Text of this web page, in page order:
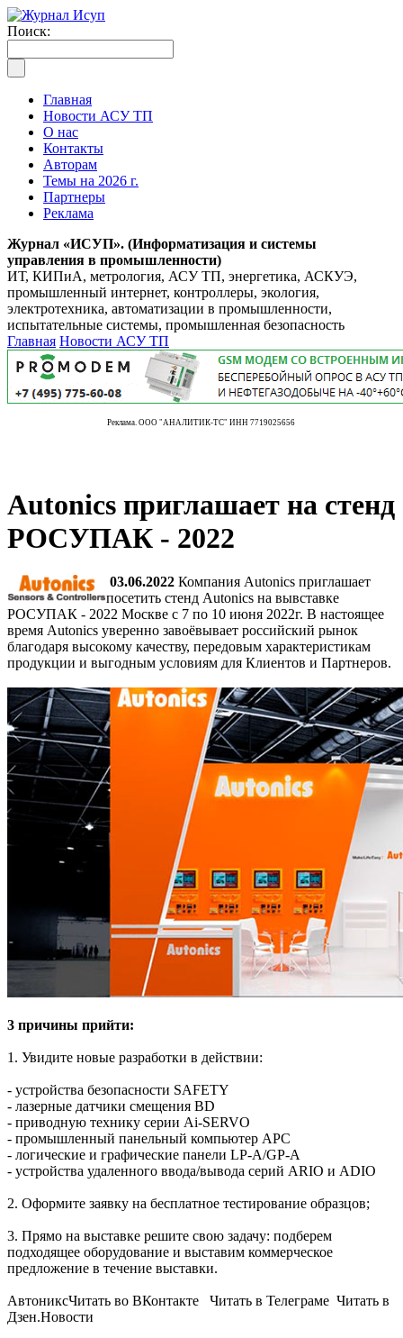
Поиск:
Главная
Новости АСУ ТП
О нас
Контакты
Авторам
Темы на 2026 г.
Партнеры
Реклама
Журнал «ИСУП». (Информатизация и системы
управления в промышленности)
ИТ, КИПиА, метрология, АСУ ТП, энергетика, АСКУЭ,
промышленный интернет, контроллеры, экология,
электротехника, автоматизации в промышленности,
испытательные системы, промышленная безопасность
Главная Новости АСУ ТП
Реклама. ООО "АНАЛИТИК-ТС" ИНН 7719025656
Autonics приглашает на стенд
РОСУПАК - 2022
03.06.2022 Компания Autonics приглашает
посетить стенд Autonics на вывставке
РОСУПАК - 2022 Москве с 7 по 10 июня 2022г. В настоящее
время Autonics уверенно завоёвывает российский рынок
благодаря высокому качеству, передовым характеристикам
продукции и выгодным условиям для Клиентов и Партнеров.
3 причины прийти:
1. Увидите новые разработки в действии:
- устройства безопасности SAFETY
- лазерные датчики смещения BD
- приводную технику серии Ai-SERVO
- промышленный панельный компьютер APC
- логические и графические панели LP-A/GP-A
- устройства удаленного ввода/вывода серий ARIO и ADIO
2. Оформите заявку на бесплатное тестирование образцов;
3. Прямо на выставке решите свою задачу: подберем
подходящее оборудование и выставим коммерческое
предложение в течение выставки.
АвтониксЧитать во ВКонтакте Читать в Телеграме Читать в
Дзен.Новости